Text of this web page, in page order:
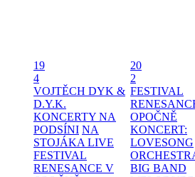
19
4
VOJTĚCH DYK &
D.Y.K.
KONCERTY NA
PODSÍNI NA
STOJÁKA LIVE
FESTIVAL
RENESANCE V
20
2
FESTIVAL
OPOČNĚ
KONCERT:
LOVESONG
BIG BAND